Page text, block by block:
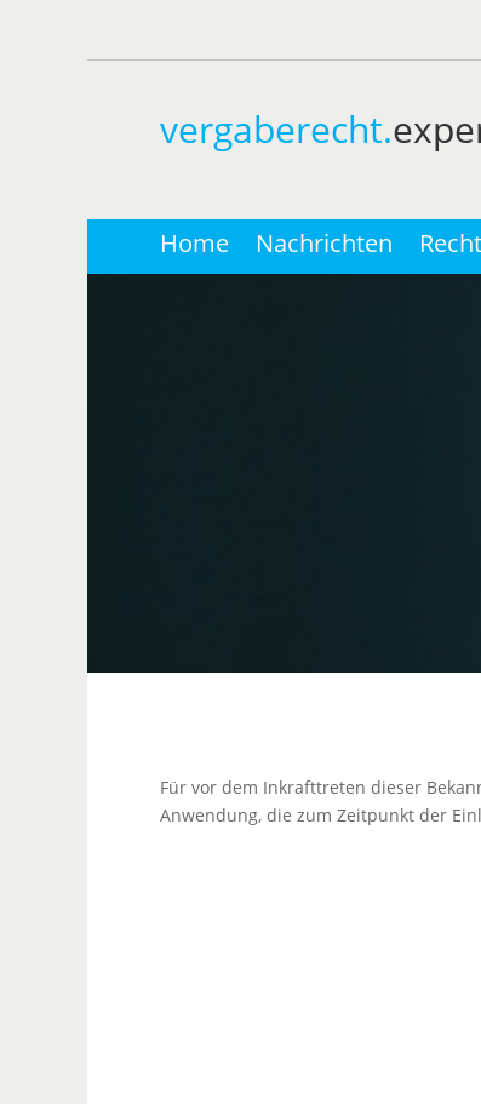
vergaberecht.
Home Nachrichten
Für vor dem Inkrafttreten dieser
Anwendung, die zum Zeitpunkt der